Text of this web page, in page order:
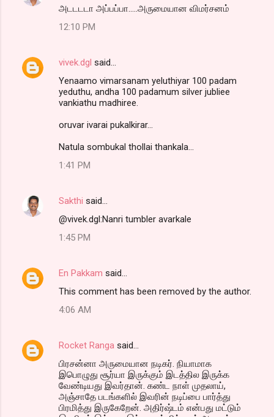
அடடடடா அப்பப்பா.....அருமையான விமர்சனம்
12:10 PM
vivek.dgl said…
Yenaamo vimarsanam yeluthiyar 100 padam
yeduthu, andha 100 padamum silver jubliee
vankiathu madhiree.
oruvar ivarai pukalkirar...
Natula sombukal thollai thankala...
1:41 PM
Sakthi said…
@vivek.dgl:Nanri tumbler avarkale
1:45 PM
En Pakkam said…
This comment has been removed by the author.
4:06 AM
Rocket Ranga said…
பிரசன்னா அருமையான நடிகர். நியாமாக
இபொழுது சூர்யா இருக்கும் இடத்தில இருக்க
வேண்டியது இவர்தான். கண்ட நாள் முதலாய்,
அஞ்சாதே படங்களில் இவரின் நடிப்பை பார்த்து
பிரமித்து இருகேறேன். அதிர்ஷ்டம் என்பது மட்டும்